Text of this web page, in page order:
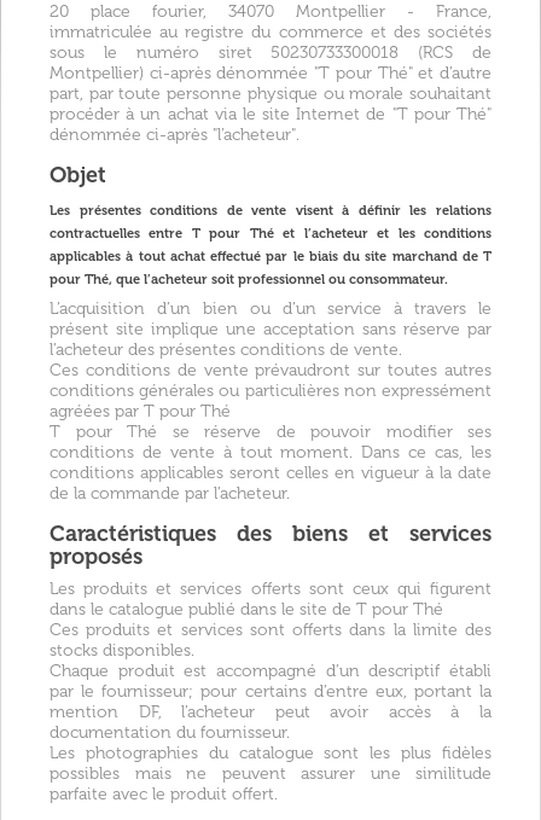
20 place fourier, 34070 Montpellier - France,
immatriculée au registre du commerce et des sociétés
sous le numéro siret 50230733300018 (RCS de
Montpellier) ci-après dénommée "T pour Thé" et d’autre
part, par toute personne physique ou morale souhaitant
procéder à un achat via le site Internet de "T pour Thé"
dénommée ci-après "l’acheteur".
Objet
Les présentes conditions de vente visent à définir les relations
contractuelles entre T pour Thé et l’acheteur et les conditions
applicables à tout achat effectué par le biais du site marchand de T
pour Thé, que l’acheteur soit professionnel ou consommateur.
L’acquisition d’un bien ou d’un service à travers le
présent site implique une acceptation sans réserve par
l’acheteur des présentes conditions de vente.
Ces conditions de vente prévaudront sur toutes autres
conditions générales ou particulières non expressément
agréées par T pour Thé
T pour Thé se réserve de pouvoir modifier ses
conditions de vente à tout moment. Dans ce cas, les
conditions applicables seront celles en vigueur à la date
de la commande par l’acheteur.
Caractéristiques des biens et services
proposés
Les produits et services offerts sont ceux qui figurent
dans le catalogue publié dans le site de T pour Thé
Ces produits et services sont offerts dans la limite des
stocks disponibles.
Chaque produit est accompagné d’un descriptif établi
par le fournisseur; pour certains d’entre eux, portant la
mention DF, l’acheteur peut avoir accès à la
documentation du fournisseur.
Les photographies du catalogue sont les plus fidèles
possibles mais ne peuvent assurer une similitude
parfaite avec le produit offert.